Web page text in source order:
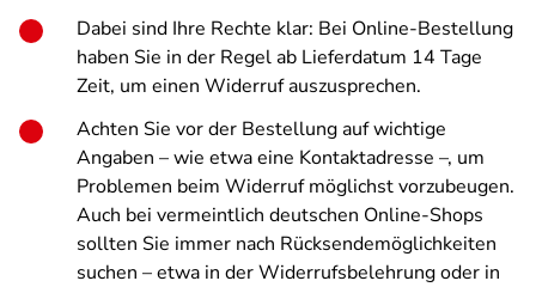
Dabei sind Ihre Rechte klar: Bei Online-Bestellung
haben Sie in der Regel ab Lieferdatum 14 Tage
Zeit, um einen Widerruf auszusprechen.
Achten Sie vor der Bestellung auf wichtige
Angaben – wie etwa eine Kontaktadresse –, um
Problemen beim Widerruf möglichst vorzubeugen.
Auch bei vermeintlich deutschen Online-Shops
sollten Sie immer nach Rücksendemöglichkeiten
suchen – etwa in der Widerrufsbelehrung oder in